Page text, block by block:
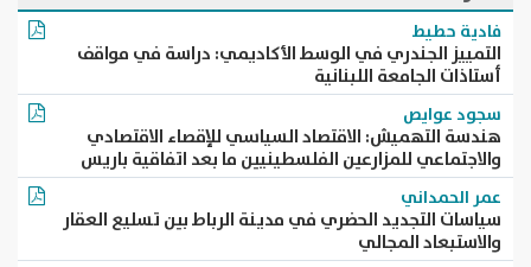
فادية حطيط
التمييز الجندري في الوسط الأكاديمي: دراسة في مواقف
أستاذات الجامعة اللبنانية
سجود عوايص
هندسة التهميش: الاقتصاد السياسي للإقصاء الاقتصادي
والاجتماعي للمزارعين الفلسطينيين ما بعد اتفاقية باريس
عمر الحمداني
سياسات التجديد الحضري في مدينة الرباط بين تسليع العقار
والاستبعاد المجالي